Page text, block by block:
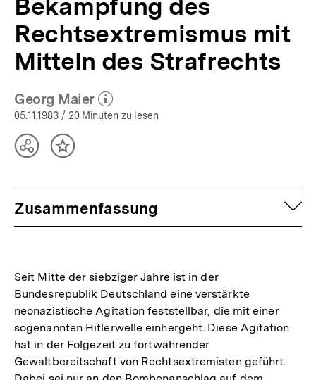
Bekämpfung des
Rechtsextremismus mit
Mitteln des Strafrechts
Georg Maier
(Mehr zum Autor)
öffnen
05.11.1983 / 20 Minuten zu lesen
TeilenInhalt
Zusammenfassung
Seit Mitte der siebziger Jahre ist in der
Bundesrepublik Deutschland eine verstärkte
neonazistische Agitation feststellbar, die mit einer
sogenannten Hitlerwelle einhergeht. Diese Agitation
hat in der Folgezeit zu fortwährender
Gewaltbereitschaft von Rechtsextremisten geführt.